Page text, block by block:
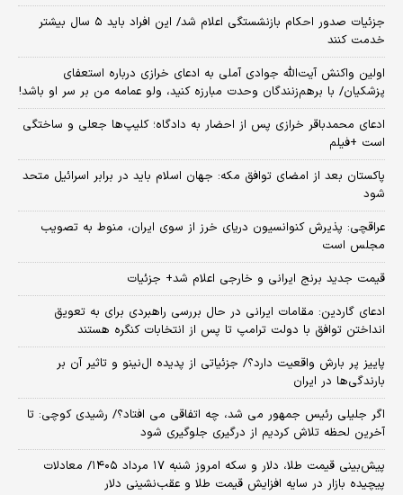
جزئیات صدور احکام بازنشستگی اعلام شد/ این افراد باید ۵ سال بیشتر
خدمت کنند
اولین واکنش آیت‌الله جوادی آملی به ادعای خرازی درباره استعفای
پزشکیان/ با برهم‌زنندگان وحدت مبارزه کنید، ولو عمامه من بر سر او باشد!
ادعای محمدباقر خرازی پس از احضار به دادگاه؛ کلیپ‌ها جعلی و ساختگی
است +فیلم
پاکستان بعد از امضای توافق مکه: جهان اسلام باید در برابر اسرائیل متحد
شود
عراقچی: پذیرش کنوانسیون دریای خرز از سوی ایران، منوط به تصویب
مجلس است
قیمت جدید برنج ایرانی و خارجی اعلام شد+ جزئیات
ادعای گاردین: مقامات ایرانی در حال بررسی راهبردی برای به تعویق
انداختن توافق با دولت ترامپ تا پس از انتخابات کنگره هستند
پاییز پر بارش واقعیت دارد؟/ جزئیاتی از پدیده ال‌نینو و تاثیر آن بر
بارندگی‌ها در ایران
اگر جلیلی رئیس جمهور می شد، چه اتفاقی می افتاد؟/ رشیدی کوچی: تا
آخرین لحظه تلاش کردیم از درگیری جلوگیری شود
پیش‌بینی قیمت طلا، دلار و سکه امروز شنبه ۱۷ مرداد ۱۴۰۵/ معادلات
پیچیده بازار در سایه افزایش قیمت طلا و عقب‌نشینی دلار